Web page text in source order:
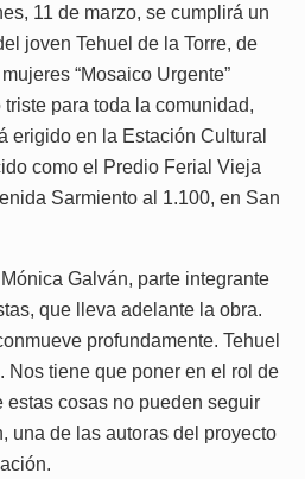
11 de marzo, se cumplirá un
joven Tehuel de la Torre, de
“Mosaico Urgente”
para toda la comunidad,
erigido en la Estación Cultural
como el Predio Ferial Vieja
Sarmiento al 1.100, en San
Galván, parte integrante
que lleva adelante la obra.
profundamente. Tehuel
Nos tiene que poner en el rol de
estas cosas no pueden seguir
una de las autoras del proyecto